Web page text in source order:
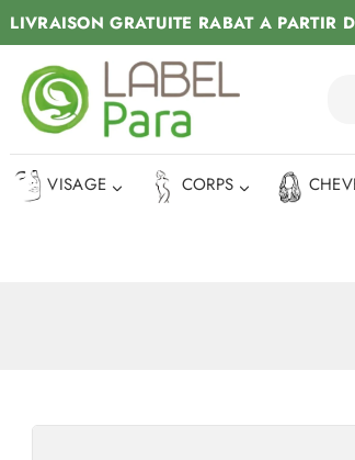
LIVRAISON GRATUITE RABAT A PARTIR
VISAGE CORPS